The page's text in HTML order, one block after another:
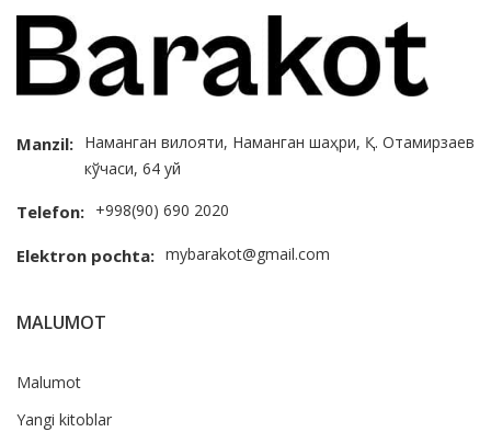
Manzil: Наманган вилояти, Наманган шаҳри, Қ. Отамирзаев
кўчаси, 64 уй
Telefon: +998(90) 690 2020
Elektron pochta: mybarakot@gmail.com
MALUMOT
Malumot
Yangi kitoblar